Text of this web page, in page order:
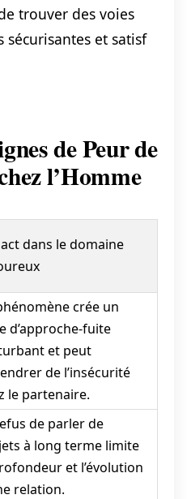
trouver des voies
sécurisantes et satisf
de Peur de
l’Homme
dans le domaine
crée un
d’approche-fuite
et peut
de l’insécurité
le partenaire.
de parler de
à long terme limite
et l’évolution
relation.